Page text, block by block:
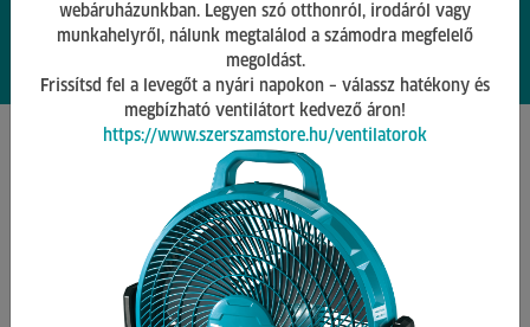
0 0.
Stihl termékek
Stihl lombszívó, lombfújó
Vissza
webáruházunkban. Legyen szó otthonról, irodáról vagy
munkahelyről, nálunk megtalálod a számodra megfelelő
megoldást.
Frissítsd fel a levegőt a nyári napokon – válassz hatékony és
megbízható ventilátort kedvező áron!
https://www.szerszamstore.hu/ventilatorok